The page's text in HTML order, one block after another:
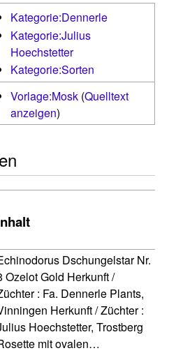
Kategorie:Dennerle
Kategorie:Julius
Hoechstetter
Kategorie:Sorten
Vorlage:Mosk(Quelltext
anzeigen)
Dschungelstar Nr.
Ozelot Gold Herkunft /
: Fa. Dennerle Plants,
Herkunft / Züchter :
Hoechstetter, Trostberg
mit ovalen…